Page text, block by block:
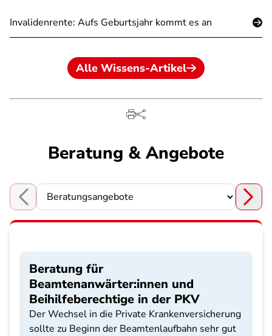
Invalidenrente: Aufs Geburtsjahr kommt es an
Alle Wissens-Artikel
Beratung & Angebote
Choose a section
Beratung für
Beamtenanwärter:innen und
Beihilfeberechtige in der PKV
Der Wechsel in die Private Krankenversicherung
sollte zu Beginn der Beamtenlaufbahn sehr gut